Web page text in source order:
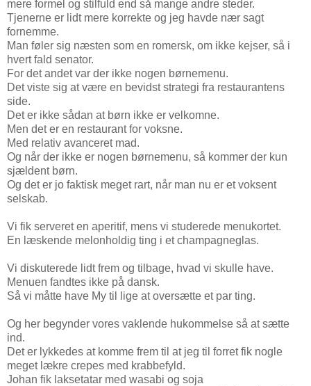
mere formel og stilfuld end så mange andre steder.
Tjenerne er lidt mere korrekte og jeg havde nær sagt
fornemme.
Man føler sig næsten som en romersk, om ikke kejser, så i
hvert fald senator.
For det andet var der ikke nogen børnemenu.
Det viste sig at være en bevidst strategi fra restaurantens
side.
Det er ikke sådan at børn ikke er velkomne.
Men det er en restaurant for voksne.
Med relativ avanceret mad.
Og når der ikke er nogen børnemenu, så kommer der kun
sjældent børn.
Og det er jo faktisk meget rart, når man nu er et voksent
selskab.
Vi fik serveret en aperitif, mens vi studerede menukortet.
En læskende melonholdig ting i et champagneglas.
Vi diskuterede lidt frem og tilbage, hvad vi skulle have.
Menuen fandtes ikke på dansk.
Så vi måtte have My til lige at oversætte et par ting.
Og her begynder vores vaklende hukommelse så at sætte
ind.
Det er lykkedes at komme frem til at jeg til forret fik nogle
meget lækre crepes med krabbefyld.
Johan fik laksetatar med wasabi og soja